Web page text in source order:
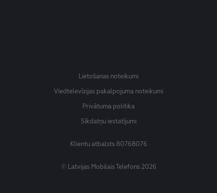
Lietošanas noteikumi
Viedtelevīzijas pakalpojuma noteikumi
Privātuma politika
Sīkdatņu iestatījumi
Klientu atbalsts80768076
© Latvijas Mobilais Telefons 2026